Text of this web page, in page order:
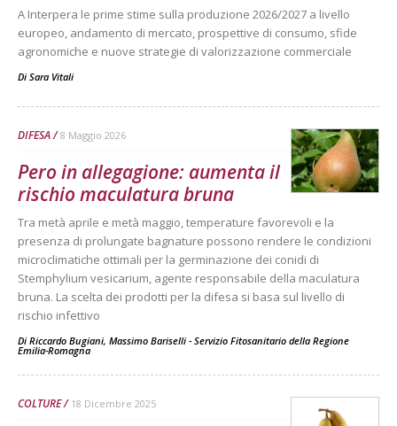
A Interpera le prime stime sulla produzione 2026/2027 a livello
europeo, andamento di mercato, prospettive di consumo, sfide
agronomiche e nuove strategie di valorizzazione commerciale
Di Sara Vitali
DIFESA 8 Maggio 2026
Pero in allegagione: aumenta il
rischio maculatura bruna
Tra metà aprile e metà maggio, temperature favorevoli e la
presenza di prolungate bagnature possono rendere le condizioni
microclimatiche ottimali per la germinazione dei conidi di
Stemphylium vesicarium, agente responsabile della maculatura
bruna. La scelta dei prodotti per la difesa si basa sul livello di
rischio infettivo
Di Riccardo Bugiani, Massimo Bariselli - Servizio Fitosanitario della Regione
Emilia-Romagna
COLTURE 18 Dicembre 2025